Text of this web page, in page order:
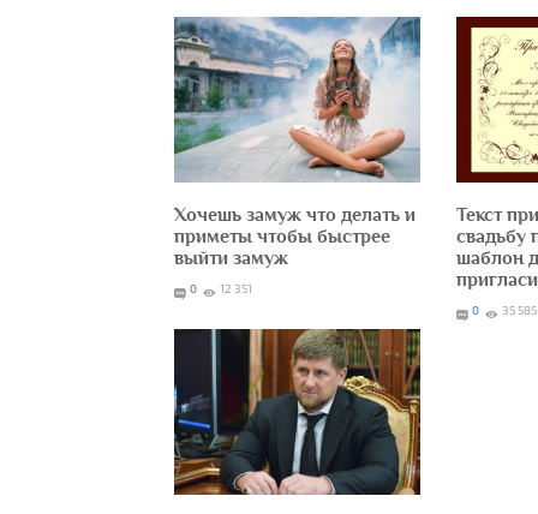
Хочешь замуж что делать и
приметы чтобы быстрее
выйти замуж
0 12 351
Текст
свадьбу
шаблон
0 35 585